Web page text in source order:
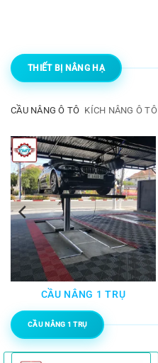
THIẾT BỊ NÂNG HẠ
CẦU NÂNG Ô TÔ KÍCH NÂNG Ô TÔ
CẦU NÂNG 1 TRỤ
CẦU NÂNG 1 TRỤ